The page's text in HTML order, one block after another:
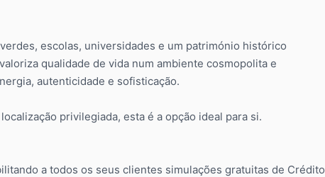
escolas, universidades e um património histórico
qualidade de vida num ambiente cosmopolita e
autenticidade e sofisticação.
privilegiada, esta é a opção ideal para si.
a todos os seus clientes simulações gratuitas de Crédito